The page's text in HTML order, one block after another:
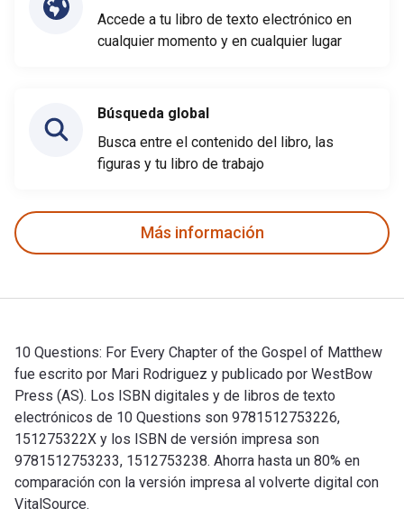
Accede a tu libro de texto electrónico en
cualquier momento y en cualquier lugar
Búsqueda global
Busca entre el contenido del libro, las
figuras y tu libro de trabajo
Más información
10 Questions: For Every Chapter of the Gospel of Matthew
fue escrito por Mari Rodriguez y publicado por WestBow
Press (AS). Los ISBN digitales y de libros de texto
electrónicos de 10 Questions son 9781512753226,
151275322X y los ISBN de versión impresa son
9781512753233, 1512753238. Ahorra hasta un 80% en
comparación con la versión impresa al volverte digital con
VitalSource.